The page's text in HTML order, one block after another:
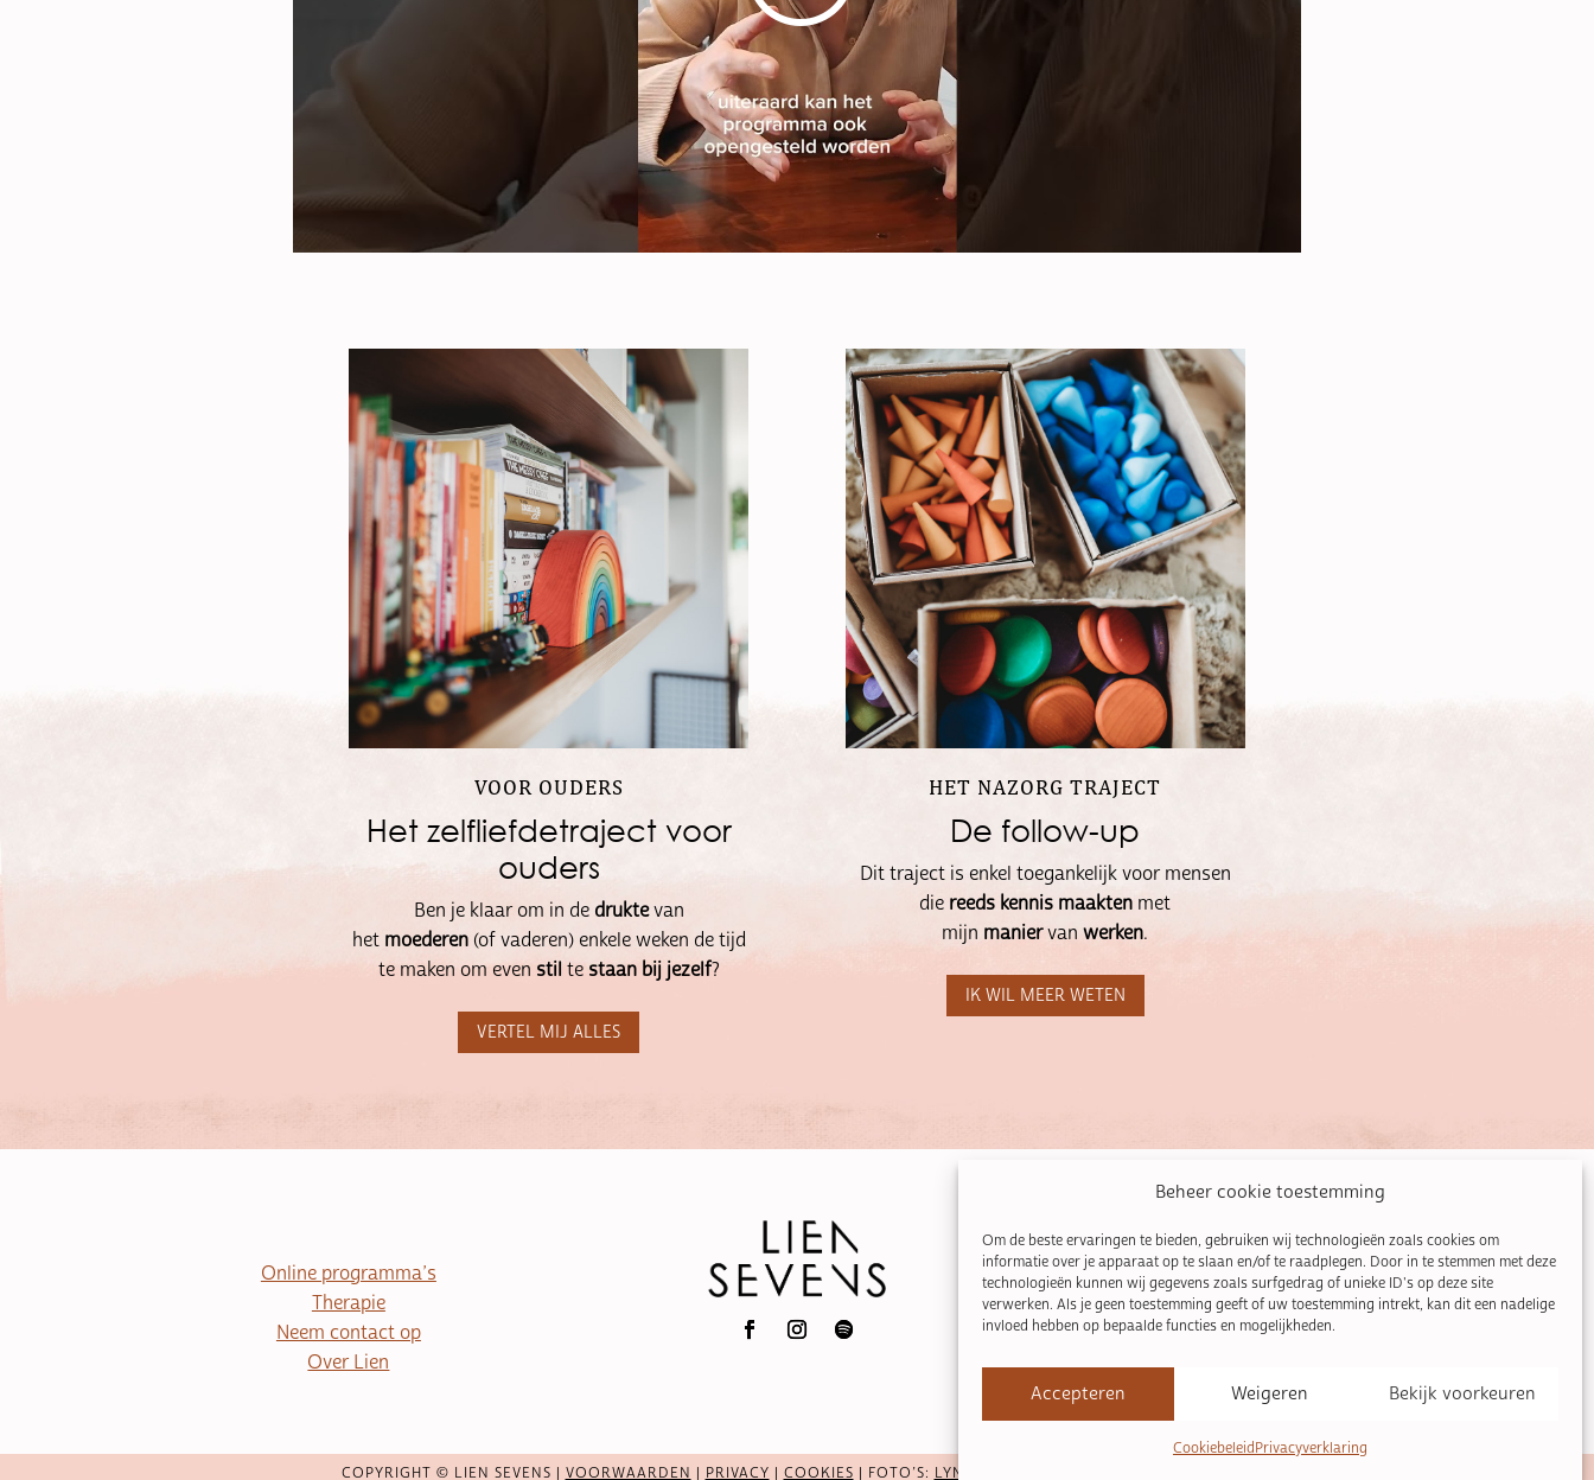
Beheer cookie toestemming
Om de beste ervaringen te bieden, gebruiken wij technologieën zoals cookies om
informatie over je apparaat op te slaan en/of te raadplegen. Door in te stemmen met deze
technologieën kunnen wij gegevens zoals surfgedrag of unieke ID's op deze site
verwerken. Als je geen toestemming geeft of uw toestemming intrekt, kan dit een nadelige
invloed hebben op bepaalde functies en mogelijkheden.
Accepteren Weigeren Bekijk voorkeuren
CookiebeleidPrivacyverklaring
VOOR OUDERS
Het zelfliefdetraject voor
ouders
Ben je klaar om in de drukte van
het moederen (of vaderen) enkele weken de tijd
te maken om even stil te staan bij jezelf?
VERTEL MIJ ALLES
HET NAZORG TRAJECT
De follow-up
Dit traject is enkel toegankelijk voor mensen
die reeds kennis maakten met
mijn maniervanwerken.
IK WIL MEER WETEN
Online programma’s
Therapie
Neem contact op
Over Lien
mail@liensevens.be
0468 05 46 20
Wilgenstraat 7
3990 Peer
COPYRIGHT © LIEN SEVENS | VOORWAARDEN | PRIVACY | COOKIES | FOTO’S: LYNN HERTOGS